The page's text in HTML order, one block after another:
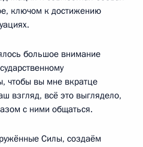
ключом к достижению
большое внимание
чтобы вы мне вкратце
взгляд, всё это выглядело,
с ними общаться.
Силы, создаём